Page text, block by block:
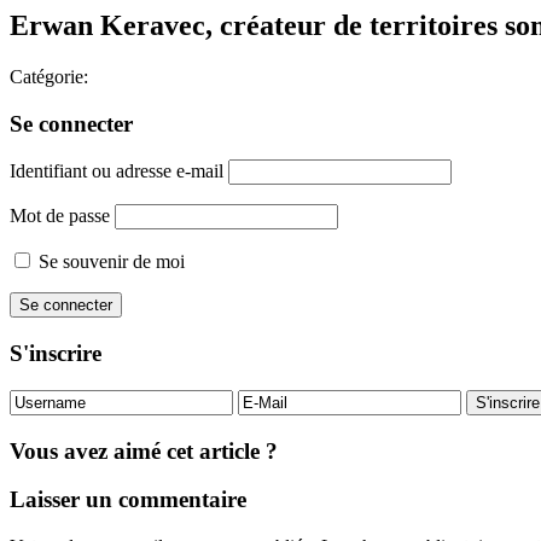
Erwan Keravec, créateur de territoires
Catégorie:
Se connecter
Identifiant ou adresse e-mail
Mot de passe
Se souvenir de moi
S'inscrire
Vous avez aimé cet article ?
Laisser un commentaire